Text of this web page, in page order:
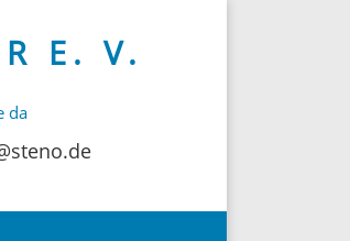
E. V.
da